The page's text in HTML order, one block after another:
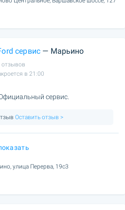
сервис — Марьино
отзывов
в 21:00
сервис.
Оставить отзыв >
улица Перерва, 19с3